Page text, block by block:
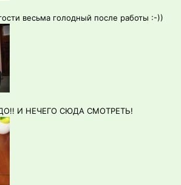
весьма голодный после работы :-))
И НЕЧЕГО СЮДА СМОТРЕТЬ!